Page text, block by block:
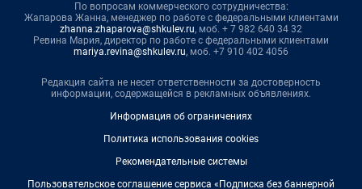
По вопросам коммерческого сотрудничества:
Жапарова Жанна, менеджер по работе с федеральными клиентами
zhanna.zhaparova@shkulev.ru, моб. + 7 982 640 34 32
Ревина Мария, директор по работе с федеральными клиентами
mariya.revina@shkulev.ru, моб. +7 910 402 4056
Редакция сайта не несет ответственности за достоверность
информации, содержащейся в рекламных объявлениях.
Информация об ограничениях
Политика использования cookies
Рекомендательные системы
Пользовательское соглашение сервиса «Подписка без баннерной